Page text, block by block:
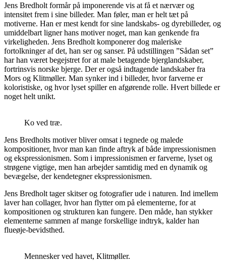
Jens Bredholt formår på imponerende vis at få et nærvær og
intensitet frem i sine billeder. Man føler, man er helt tæt på
motiverne. Han er mest kendt for sine landskabs- og dyrebilleder, og
umiddelbart ligner hans motiver noget, man kan genkende fra
virkeligheden. Jens Bredholt komponerer dog maleriske
fortolkninger af det, han ser og sanser. På udstillingen ”Sådan set”
har han været begejstret for at male betagende bjerglandskaber,
fortrinsvis norske bjerge. Der er også indtagende landskaber fra
Mors og Klitmøller. Man synker ind i billeder, hvor farverne er
koloristiske, og hvor lyset spiller en afgørende rolle. Hvert billede er
noget helt unikt.
Ko ved træ.
Jens Bredholts motiver bliver omsat i tegnede og malede
kompositioner, hvor man kan finde aftryk af både impressionismen
og ekspressionismen. Som i impressionismen er farverne, lyset og
strøgene vigtige, men han arbejder samtidig med en dynamik og
bevægelse, der kendetegner ekspressionismen.
Jens Bredholt tager skitser og fotografier ude i naturen. Ind imellem
laver han collager, hvor han flytter om på elementerne, for at
kompositionen og strukturen kan fungere. Den måde, han stykker
elementerne sammen af mange forskellige indtryk, kalder han
flueøje-bevidsthed.
Mennesker ved havet, Klitmøller.